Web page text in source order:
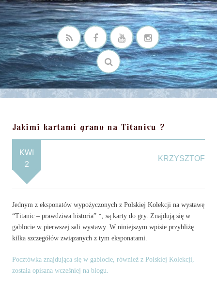
Jakimi kartami grano na Titanicu ?
KWI
2
KRZYSZTOF
Jednym z eksponatów wypożyczonych z Polskiej Kolekcji na wystawę
“Titanic – prawdziwa historia” *, są karty do gry. Znajdują się w
gablocie w pierwszej sali wystawy. W niniejszym wpisie przybliżę
kilka szczegółów związanych z tym eksponatami.
Pocztówka znajdująca się w gablocie, również z Polskiej Kolekcji,
została opisana wcześniej na blogu.